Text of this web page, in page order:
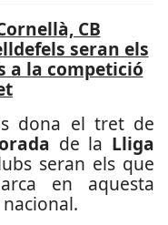
CB
seran els
a la competició
dona el tret de
de la Lliga
seran els que
en aquesta